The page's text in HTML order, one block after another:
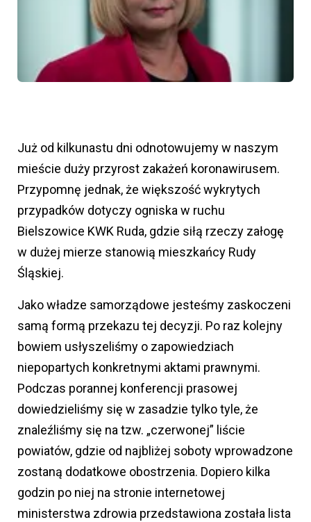
Już od kilkunastu dni odnotowujemy w naszym
mieście duży przyrost zakażeń koronawirusem.
Przypomnę jednak, że większość wykrytych
przypadków dotyczy ogniska w ruchu
Bielszowice KWK Ruda, gdzie siłą rzeczy załogę
w dużej mierze stanowią mieszkańcy Rudy
Śląskiej.
Jako władze samorządowe jesteśmy zaskoczeni
samą formą przekazu tej decyzji. Po raz kolejny
bowiem usłyszeliśmy o zapowiedziach
niepopartych konkretnymi aktami prawnymi.
Podczas porannej konferencji prasowej
dowiedzieliśmy się w zasadzie tylko tyle, że
znaleźliśmy się na tzw. „czerwonej” liście
powiatów, gdzie od najbliżej soboty wprowadzone
zostaną dodatkowe obostrzenia. Dopiero kilka
godzin po niej na stronie internetowej
ministerstwa zdrowia przedstawiona została lista